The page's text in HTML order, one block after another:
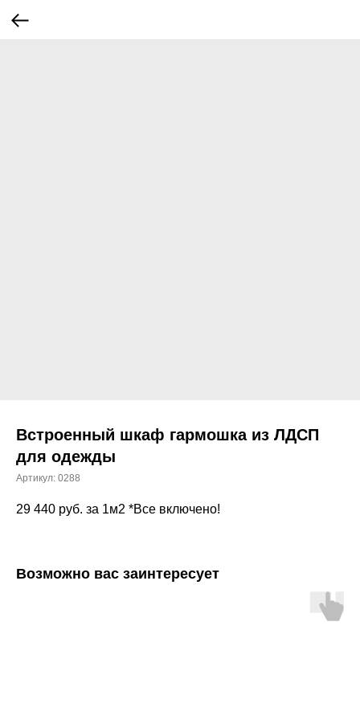
Встроенный шкаф гармошка из ЛДСП
для одежды
Артикул: 0288
29 440 руб. за 1м2 *Все включено!
Возможно вас заинтересует